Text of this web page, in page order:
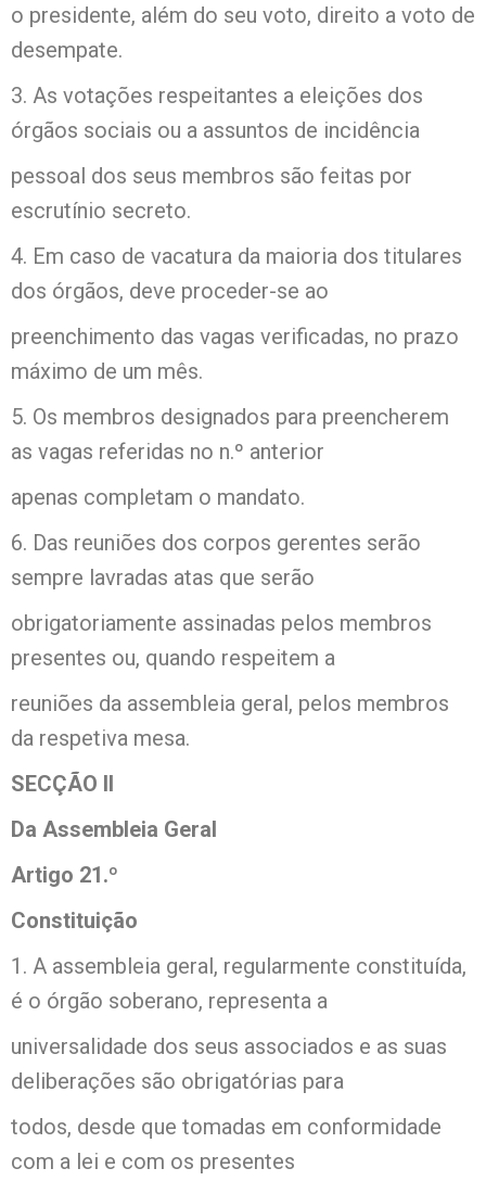
o presidente, além do seu voto, direito a voto de
desempate.
3. As votações respeitantes a eleições dos
órgãos sociais ou a assuntos de incidência
pessoal dos seus membros são feitas por
escrutínio secreto.
4. Em caso de vacatura da maioria dos titulares
dos órgãos, deve proceder-se ao
preenchimento das vagas verificadas, no prazo
máximo de um mês.
5. Os membros designados para preencherem
as vagas referidas no n.º anterior
apenas completam o mandato.
6. Das reuniões dos corpos gerentes serão
sempre lavradas atas que serão
obrigatoriamente assinadas pelos membros
presentes ou, quando respeitem a
reuniões da assembleia geral, pelos membros
da respetiva mesa.
SECÇÃO II
Da Assembleia Geral
Artigo 21.º
Constituição
1. A assembleia geral, regularmente constituída,
é o órgão soberano, representa a
universalidade dos seus associados e as suas
deliberações são obrigatórias para
todos, desde que tomadas em conformidade
com a lei e com os presentes